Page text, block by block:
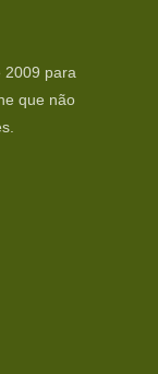
2009 para
que não